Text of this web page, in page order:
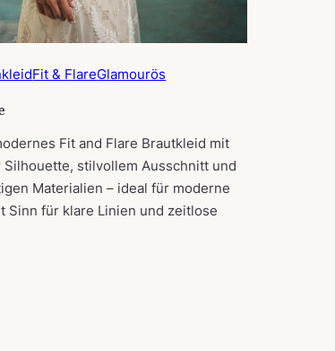
Fit & FlareGlamourös
Fit and Flare Brautkleid mit
stilvollem Ausschnitt und
Materialien – ideal für moderne
Sinn für klare Linien und zeitlose